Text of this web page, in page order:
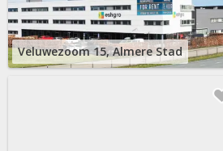
Veluwezoom 15, Almere Stad